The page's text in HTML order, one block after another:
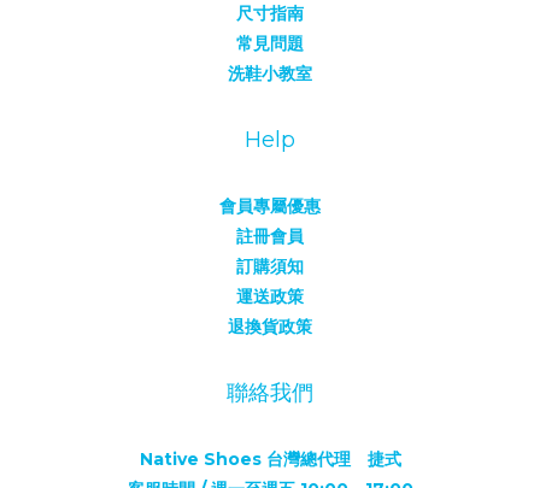
尺寸指南
常見問題
洗鞋小教室
Help
會員專屬優惠
註冊會員
訂購須知
運送政策
退換貨政策
聯絡我們
Native Shoes 台灣總代理 捷式